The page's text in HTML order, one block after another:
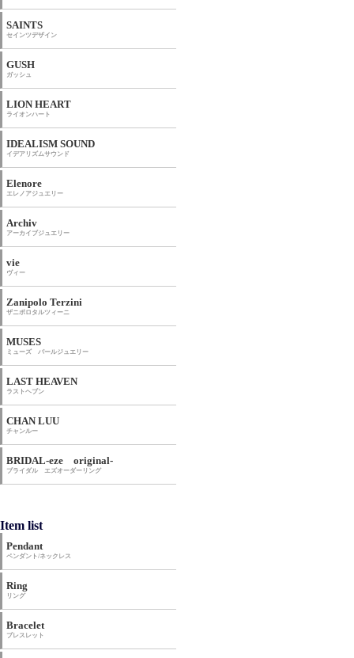
SAINTS
セインツデザイン
GUSH
ガッシュ
LION HEART
ライオンハート
IDEALISM SOUND
イデアリズムサウンド
Elenore
エレノアジュエリー
Archiv
アーカイブジュエリー
vie
ヴィー
Zanipolo Terzini
ザニポロタルツィーニ
MUSES
ミューズ パールジュエリー
LAST HEAVEN
ラストヘブン
CHAN LUU
チャンルー
BRIDAL-eze original-
ブライダル エズオーダーリング
Item list
Pendant
ペンダント/ネックレス
Ring
リング
Bracelet
ブレスレット